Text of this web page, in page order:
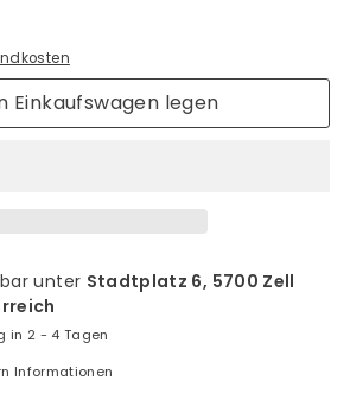
Einkaufswagen legen
unter Stadtplatz 6, 5700 Zell
in 2 - 4 Tagen
Informationen